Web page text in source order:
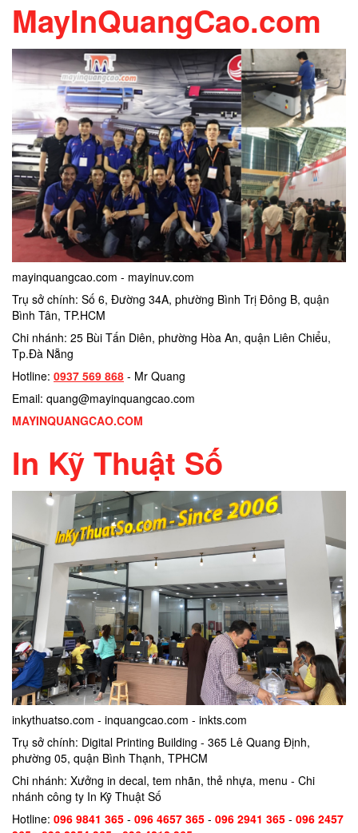
MayInQuangCao.com
mayinquangcao.com - mayinuv.com
Trụ sở chính: Số 6, Đường 34A, phường Bình Trị Đông B, quận
Bình Tân, TP.HCM
Chi nhánh: 25 Bùi Tấn Diên, phường Hòa An, quận Liên Chiểu,
Tp.Đà Nẵng
Hotline: 0937 569 868 - Mr Quang
Email: quang@mayinquangcao.com
MAYINQUANGCAO.COM
In Kỹ Thuật Số
inkythuatso.com - inquangcao.com - inkts.com
Trụ sở chính: Digital Printing Building - 365 Lê Quang Định,
phường 05, quận Bình Thạnh, TPHCM
Chi nhánh: Xưởng in decal, tem nhãn, thẻ nhựa, menu - Chi
nhánh công ty In Kỹ Thuật Số
Hotline: 096 9841 365 - 096 4657 365 - 096 2941 365 - 096 2457